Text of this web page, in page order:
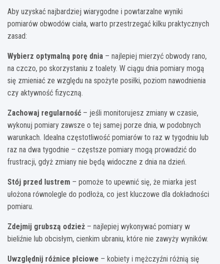
Aby uzyskać najbardziej wiarygodne i powtarzalne wyniki
pomiarów obwodów ciała, warto przestrzegać kilku praktycznych
zasad:
Wybierz optymalną porę dnia – najlepiej mierzyć obwody rano,
na czczo, po skorzystaniu z toalety. W ciągu dnia pomiary mogą
się zmieniać ze względu na spożyte posiłki, poziom nawodnienia
czy aktywność fizyczną.
Zachowaj regularność – jeśli monitorujesz zmiany w czasie,
wykonuj pomiary zawsze o tej samej porze dnia, w podobnych
warunkach. Idealna częstotliwość pomiarów to raz w tygodniu lub
raz na dwa tygodnie – częstsze pomiary mogą prowadzić do
frustracji, gdyż zmiany nie będą widoczne z dnia na dzień.
Stój przed lustrem – pomoże to upewnić się, że miarka jest
ułożona równolegle do podłoża, co jest kluczowe dla dokładności
pomiaru.
Zdejmij grubszą odzież – najlepiej wykonywać pomiary w
bieliźnie lub obcisłym, cienkim ubraniu, które nie zawyży wyników.
Uwzględnij różnice płciowe – kobiety i mężczyźni różnią się